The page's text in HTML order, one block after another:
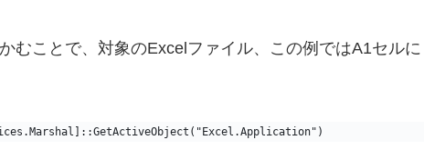
むことで、対象のExcelファイル、この例ではA1セルに